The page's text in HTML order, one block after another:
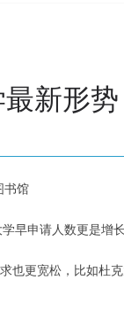
新形势
书馆
早申请人数更是增
也更宽松，比如杜